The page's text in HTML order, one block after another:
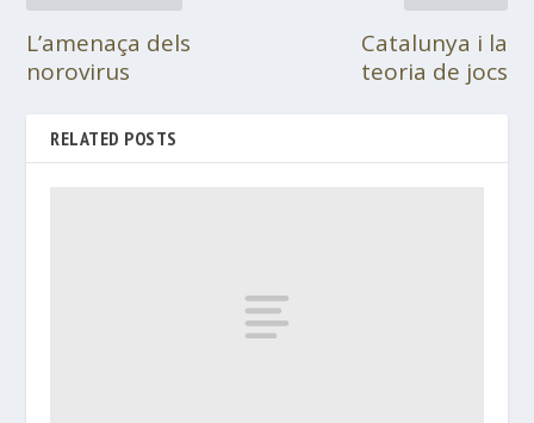
L’amenaça dels
norovirus
Catalunya i la
teoria de jocs
RELATED POSTS